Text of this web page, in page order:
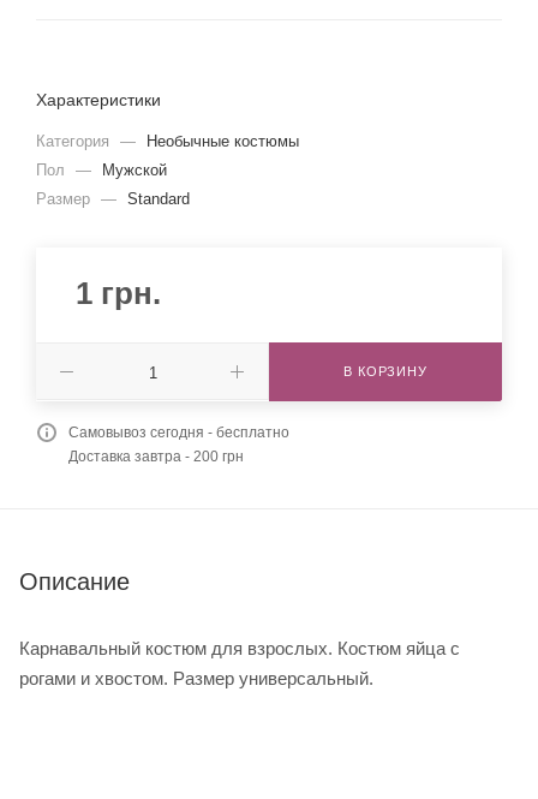
Характеристики
Категория —
Необычные костюмы
Пол
—
Мужской
Размер — Standard
1 грн.
В КОРЗИНУ
Самовывоз сегодня - бесплатно
Доставка завтра - 200 грн
Описание
Карнавальный костюм для взрослых. Костюм яйца с
рогами и хвостом. Размер универсальный.